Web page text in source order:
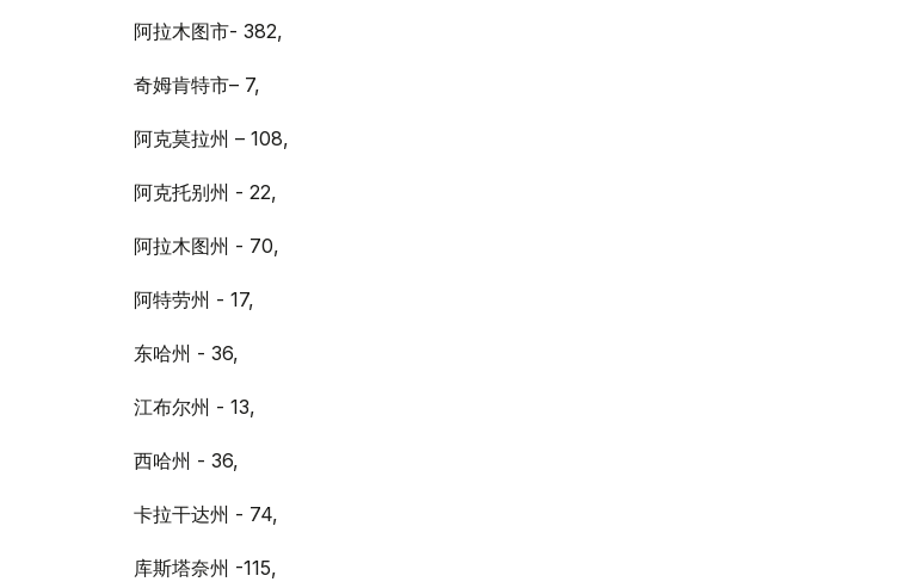
阿拉木图市- 382,
奇姆肯特市– 7,
阿克莫拉州 – 108,
阿克托别州 - 22,
阿拉木图州 - 70,
阿特劳州 - 17,
东哈州 - 36,
江布尔州 - 13,
西哈州 - 36,
卡拉干达州 - 74,
库斯塔奈州 -115,